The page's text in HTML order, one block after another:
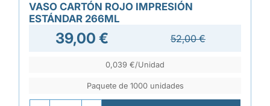
VASO CARTÓN ROJO IMPRESIÓN
ESTÁNDAR 266ML
39,00 € 52,00 €
0,039 €/Unidad
Paquete de 1000 unidades